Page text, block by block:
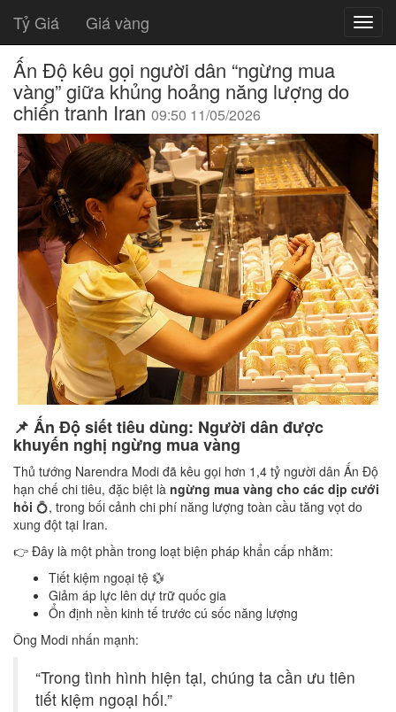
Tỷ Giá Giá vàng
Ấn Độ kêu gọi người dân “ngừng mua
vàng” giữa khủng hoảng năng lượng do
chiến tranh Iran 09:50 11/05/2026
📌 Ấn Độ siết tiêu dùng: Người dân được
khuyến nghị ngừng mua vàng
Thủ tướng Narendra Modi đã kêu gọi hơn 1,4 tỷ người dân Ấn Độ
hạn chế chi tiêu, đặc biệt là ngừng mua vàng cho các dịp cưới
hỏi 💍, trong bối cảnh chi phí năng lượng toàn cầu tăng vọt do
xung đột tại Iran.
👉 Đây là một phần trong loạt biện pháp khẩn cấp nhằm:
Tiết kiệm ngoại tệ 💱
Giảm áp lực lên dự trữ quốc gia
Ổn định nền kinh tế trước cú sốc năng lượng
Ông Modi nhấn mạnh:
“Trong tình hình hiện tại, chúng ta cần ưu tiên
tiết kiệm ngoại hối.”